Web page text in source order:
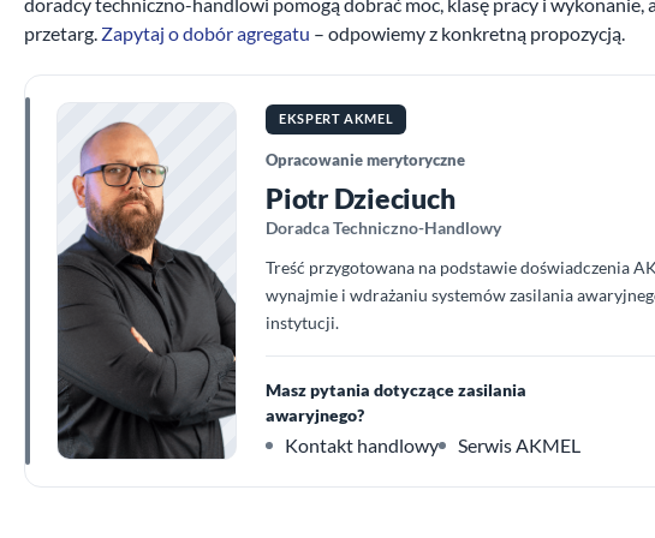
przetarg. Zapytaj o dobór agregatu – odpowiemy z konkretną propozycją.
EKSPERT AKMEL
Opracowanie merytoryczne
Piotr Dzieciuch
Doradca Techniczno-Handlowy
Treść przygotowana na podstawie doświadczenia
wynajmie i wdrażaniu systemów zasilania
instytucji.
Masz pytania dotyczące zasilania
awaryjnego?
Kontakt handlowy Serwis AKMEL